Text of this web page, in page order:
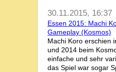
30.11.2015, 16:37
Essen 2015: Machi
Gameplay (Kosmos)
Machi Koro erschien
und 2014 beim
einfache und sehr
das Spiel war sogar